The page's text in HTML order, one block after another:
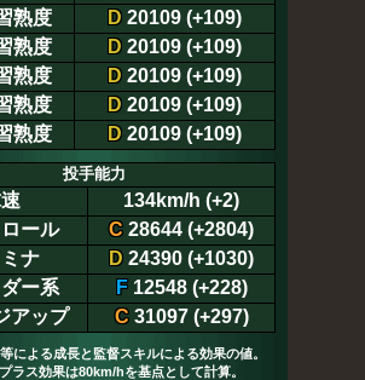
熟度
D 20109 (+109)
熟度
D 20109 (+109)
熟度
D 20109 (+109)
熟度
D 20109 (+109)
熟度
D 20109 (+109)
投手能力
134km/h (+2)
ール
C 28644 (+2804)
ナ
D 24390 (+1030)
ー系
F12548 (+228)
アップ
C31097 (+297)
による成長と監督スキルによる効果の値。
ラス効果は80km/hを基点として計算。